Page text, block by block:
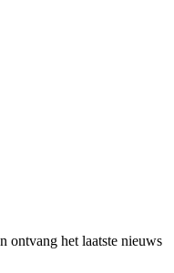
ontvang het laatste nieuws